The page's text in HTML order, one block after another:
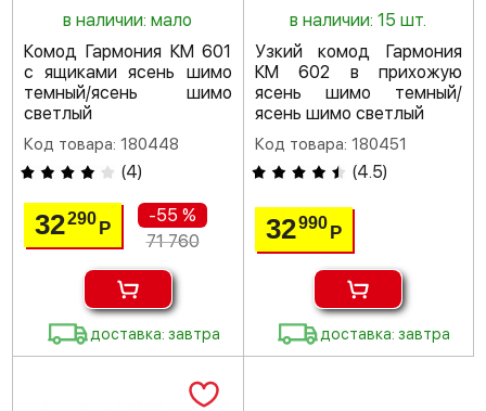
в наличии: мало
Комод Гармония КМ 601
с ящиками ясень шимо
темный/ясень шимо
светлый
Код товара: 180448
(4)
32290Р
-55 %
71 760
доставка: завтра
в наличии: 15 шт.
Узкий комод Гармония
КМ 602 в прихожую
ясень шимо темный/
ясень шимо светлый
Код товара: 180451
(4.5)
32990 Р
доставка: завтра